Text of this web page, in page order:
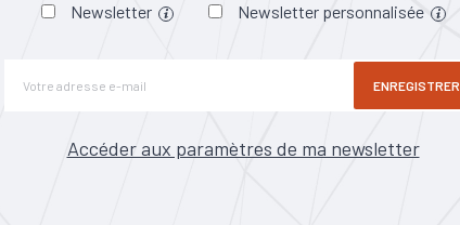
Newsletter Newsletter personnalisée
ENREGISTRER
Accéder aux paramètres de ma newsletter